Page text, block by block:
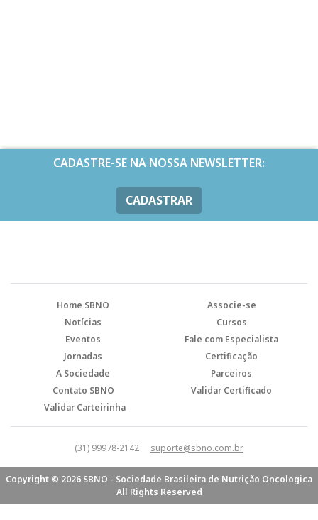
CADASTRE-SE NA NOSSA NEWSLETTER:
CADASTRAR
Home SBNO
Associe-se
Notícias
Cursos
Eventos
Fale com Especialista
Jornadas
Certificação
A Sociedade
Parceiros
Contato SBNO
Validar Certificado
Validar Carteirinha
(31) 99978-2142 suporte@sbno.com.br
Copyright © 2026 SBNO - Sociedade Brasileira de Nutrição Oncologica
All Rights Reserved